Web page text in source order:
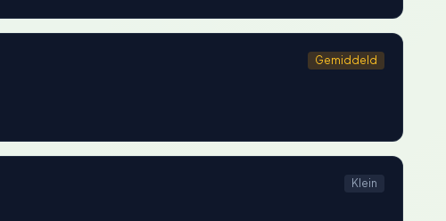
Gemiddeld
Klein